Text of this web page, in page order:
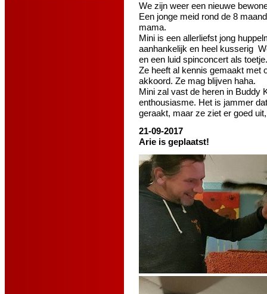
We zijn weer een nieuwe
Een jonge meid rond de 8
mama.
Mini is een allerliefst jong
aanhankelijk en heel kusserig
en een luid spinconcert als toetje.
Ze heeft al kennis gemaakt met
akkoord. Ze mag blijven haha.
Mini zal vast de heren in Buddy
enthousiasme. Het is jammer
geraakt, maar ze ziet er goed
21-09-2017
Arie is geplaatst!